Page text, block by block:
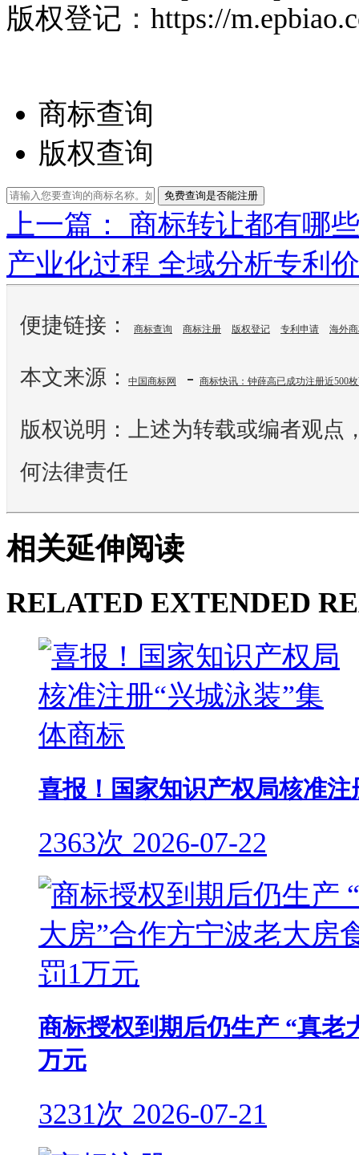
版权登记 ： https://
商标查询
版权查询
免费查询是否能注册
上一篇： 商标转让都有哪
产业化过程 全域分析专利
便捷链接： 商标查询 商标注册 版权登记 专利申请 海外
本文来源： 中国商标网 - 商标快讯：钟薛高已成功注册近500
版权说明：上述为转载或编者观点
何法律责任
相关延伸阅读
RELATED EXTENDED
喜报！国家知识产权局核准
2363次 2026-07-22
商标授权到期后仍生产 “真老
万元
3231次 2026-07-21